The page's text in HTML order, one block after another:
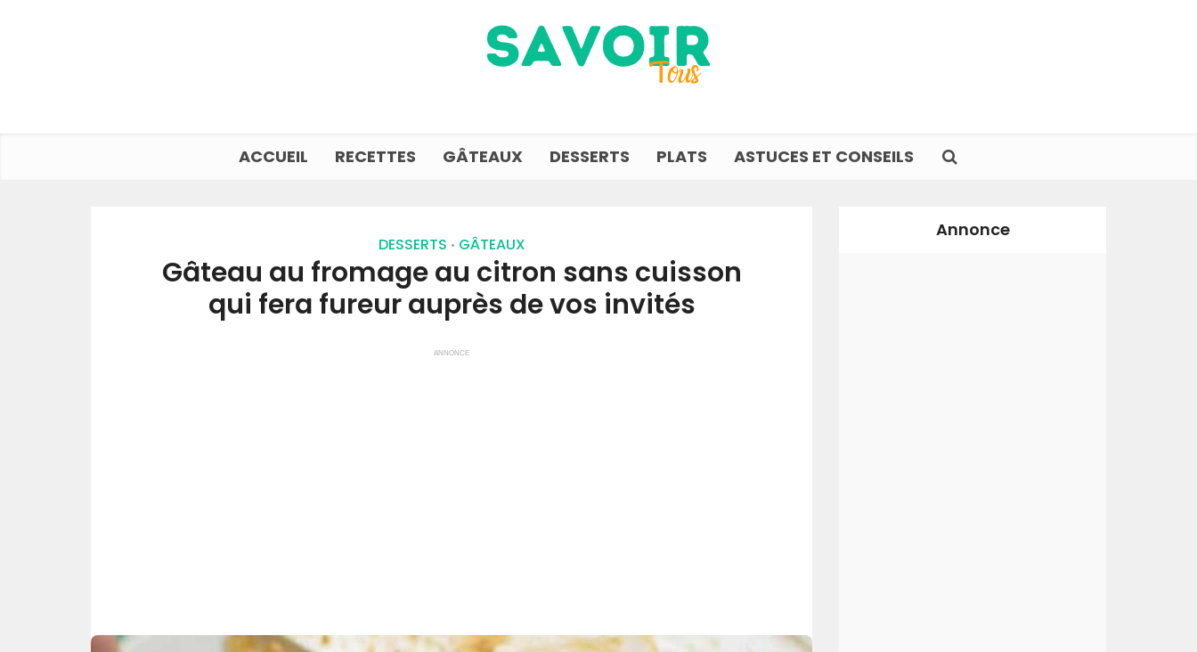
ACCUEIL RECETTES GÂTEAUX DESSERTS PLATS ASTUCES ET CONSEILS
DESSERTS • GÂTEAUX
Gâteau au fromage au citron sans cuisson
qui fera fureur auprès de vos invités
ANNONCE
Annonce